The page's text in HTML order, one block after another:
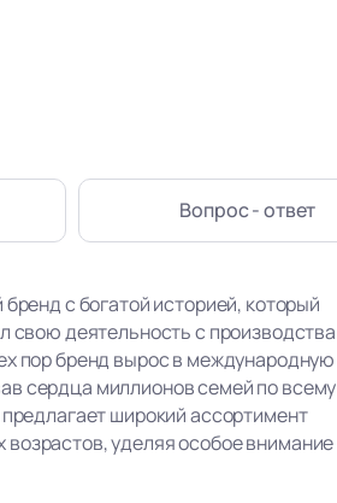
Вопрос - ответ
с богатой историей, который
свою деятельность с производства
пор бренд вырос в международную
сердца миллионов семей по всему
широкий ассортимент
уделяя особое внимание